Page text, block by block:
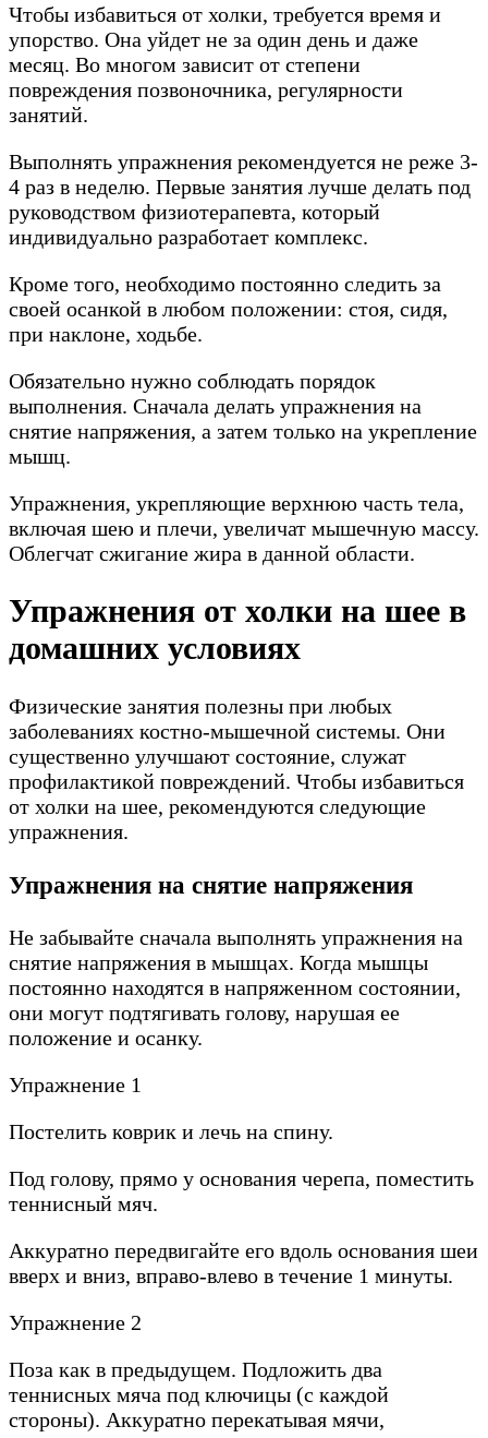
Чтобы избавиться от холки, требуется время и
упорство. Она уйдет не за один день и даже
месяц. Во многом зависит от степени
повреждения позвоночника, регулярности
занятий.
Выполнять упражнения рекомендуется не реже 3-
4 раз в неделю. Первые занятия лучше делать под
руководством физиотерапевта, который
индивидуально разработает комплекс.
Кроме того, необходимо постоянно следить за
своей осанкой в любом положении: стоя, сидя,
при наклоне, ходьбе.
Обязательно нужно соблюдать порядок
выполнения. Сначала делать упражнения на
снятие напряжения, а затем только на укрепление
мышц.
Упражнения, укрепляющие верхнюю часть тела,
включая шею и плечи, увеличат мышечную массу.
Облегчат сжигание жира в данной области.
Упражнения от холки на шее в
домашних условиях
Физические занятия полезны при любых
заболеваниях костно-мышечной системы. Они
существенно улучшают состояние, служат
профилактикой повреждений. Чтобы избавиться
от холки на шее, рекомендуются следующие
упражнения.
Упражнения на снятие напряжения
Не забывайте сначала выполнять упражнения на
снятие напряжения в мышцах. Когда мышцы
постоянно находятся в напряженном состоянии,
они могут подтягивать голову, нарушая ее
положение и осанку.
Упражнение 1
Постелить коврик и лечь на спину.
Под голову, прямо у основания черепа, поместить
теннисный мяч.
Аккуратно передвигайте его вдоль основания шеи
вверх и вниз, вправо-влево в течение 1 минуты.
Упражнение 2
Поза как в предыдущем. Подложить два
теннисных мяча под ключицы (с каждой
стороны). Аккуратно перекатывая мячи,